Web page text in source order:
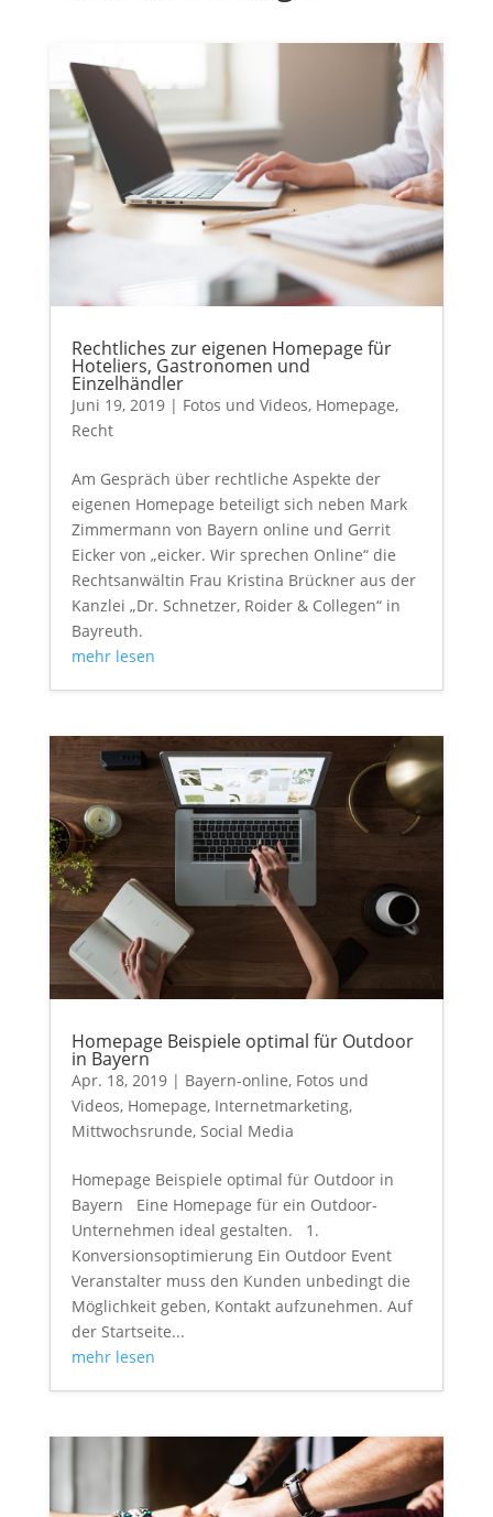
Rechtliches zur eigenen Homepage für
Hoteliers, Gastronomen und
Einzelhändler
Juni 19, 2019| Fotos und Videos, Homepage,
Recht
Am Gespräch über rechtliche Aspekte der
eigenen Homepage beteiligt sich neben Mark
Zimmermann von Bayern online und Gerrit
Eicker von „eicker. Wir sprechen Online“ die
Rechtsanwältin Frau Kristina Brückner aus der
Kanzlei „Dr. Schnetzer, Roider & Collegen“ in
Bayreuth.
mehr lesen
Homepage Beispiele optimal für Outdoor
in Bayern
Apr. 18, 2019| Bayern-online, Fotos und
Videos, Homepage, Internetmarketing,
Mittwochsrunde, Social Media
Homepage Beispiele optimal für Outdoor in
Bayern Eine Homepage für ein Outdoor-
Unternehmen ideal gestalten. 1.
Konversionsoptimierung Ein Outdoor Event
Veranstalter muss den Kunden unbedingt die
Möglichkeit geben, Kontakt aufzunehmen. Auf
der Startseite...
mehr lesen